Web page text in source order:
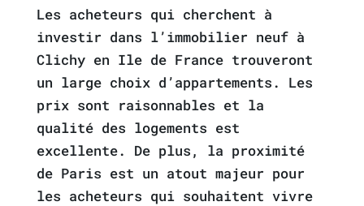
Les acheteurs qui cherchent à
investir dans l’immobilier neuf à
Clichy en Ile de France trouveront
un large choix d’appartements. Les
prix sont raisonnables et la
qualité des logements est
excellente. De plus, la proximité
de Paris est un atout majeur pour
les acheteurs qui souhaitent vivre